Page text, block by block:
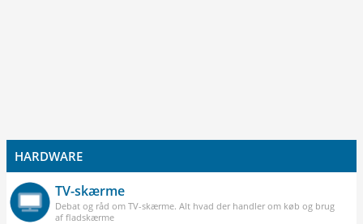
HARDWARE
TV-skærme
Debat og råd om TV-skærme. Alt hvad der handler om køb og brug
af fladskærme